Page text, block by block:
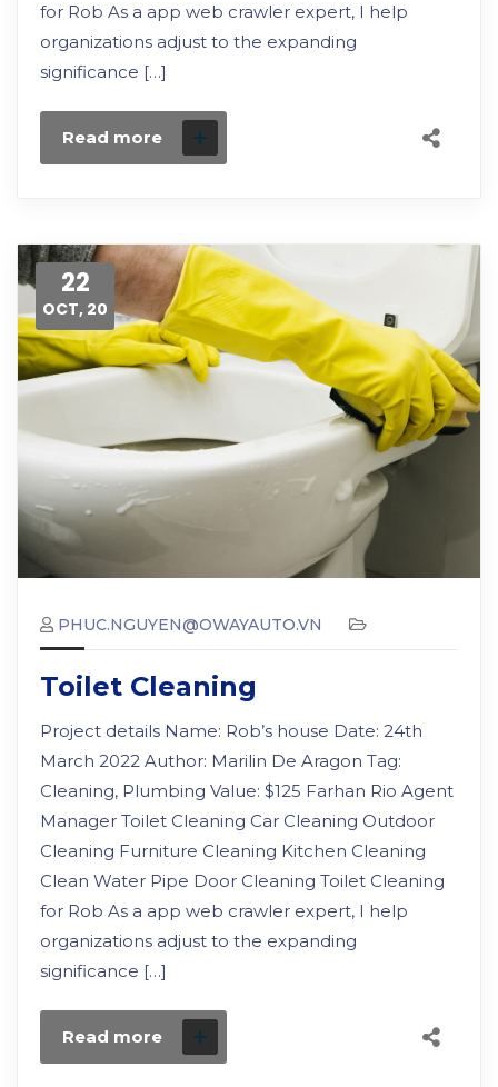
for Rob As a app web crawler expert, I help
organizations adjust to the expanding
significance […]
Read more
22
OCT, 20
PHUC.NGUYEN@OWAYAUTO.VN
Toilet Cleaning
Project details Name: Rob’s house Date: 24th
March 2022 Author: Marilin De Aragon Tag:
Cleaning, Plumbing Value: $125 Farhan Rio Agent
Manager Toilet Cleaning Car Cleaning Outdoor
Cleaning Furniture Cleaning Kitchen Cleaning
Clean Water Pipe Door Cleaning Toilet Cleaning
for Rob As a app web crawler expert, I help
organizations adjust to the expanding
significance […]
Read more